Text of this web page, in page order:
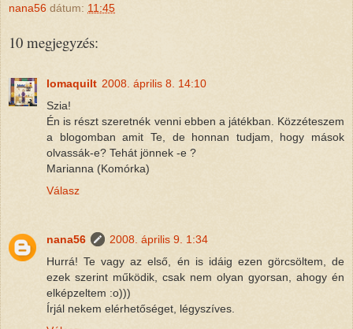
nana56 dátum: 11:45
10 megjegyzés:
lomaquilt 2008. április 8. 14:10
Szia!
Én is részt szeretnék venni ebben a játékban. Közzéteszem
a blogomban amit Te, de honnan tudjam, hogy mások
olvassák-e? Tehát jönnek -e ?
Marianna (Komórka)
Válasz
nana56
2008. április 9. 1:34
Hurrá! Te vagy az első, én is idáig ezen görcsöltem, de
ezek szerint működik, csak nem olyan gyorsan, ahogy én
elképzeltem :o)))
Írjál nekem elérhetőséget, légyszíves.